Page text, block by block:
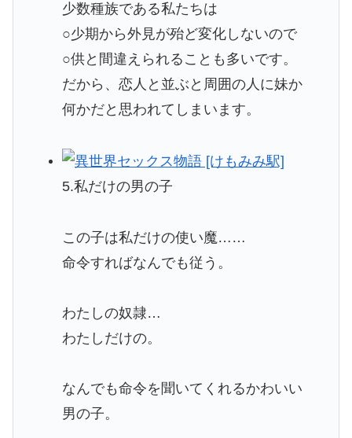
少数種族である私たちは
○少期から外見が殆ど変化しないので
○供と間違えられることも多いです。
だから、恋人と並ぶと周囲の人に妹か
何かだと思われてしまいます。
5.私だけの男の子
この子は私だけの使い魔……
命令すればなんでも従う。
わたしの奴隷…
わたしだけの。
なんでも命令を聞いてくれるかわいい
男の子。